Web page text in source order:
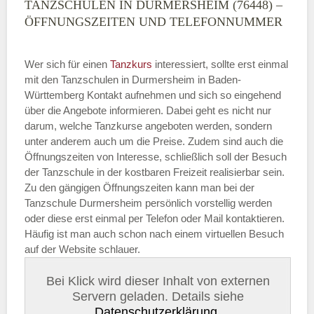
TANZSCHULEN IN DURMERSHEIM (76448) –
ÖFFNUNGSZEITEN UND TELEFONNUMMER
Wer sich für einen Tanzkurs interessiert, sollte erst einmal
mit den Tanzschulen in Durmersheim in Baden-
Württemberg Kontakt aufnehmen und sich so eingehend
über die Angebote informieren. Dabei geht es nicht nur
darum, welche Tanzkurse angeboten werden, sondern
unter anderem auch um die Preise. Zudem sind auch die
Öffnungszeiten von Interesse, schließlich soll der Besuch
der Tanzschule in der kostbaren Freizeit realisierbar sein.
Zu den gängigen Öffnungszeiten kann man bei der
Tanzschule Durmersheim persönlich vorstellig werden
oder diese erst einmal per Telefon oder Mail kontaktieren.
Häufig ist man auch schon nach einem virtuellen Besuch
auf der Website schlauer.
Bei Klick wird dieser Inhalt von externen
Servern geladen. Details siehe